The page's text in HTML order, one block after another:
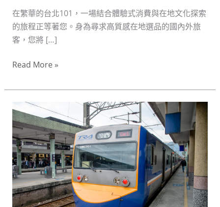
在繁華的台北101，一場結合體驗式消費與在地文化探索
的旅程正等著您。身為尋求高質感在地選品的國內外旅
客，您將 […]
與
茗
品，
體
驗
的
台
灣
之
最
Read More »
百
年
傳
承・
台
灣
茶
魂：